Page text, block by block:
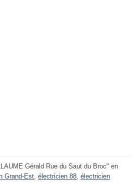
Gérald Rue du Saut du Broc" en
Grand-Est électricien 88 électricien